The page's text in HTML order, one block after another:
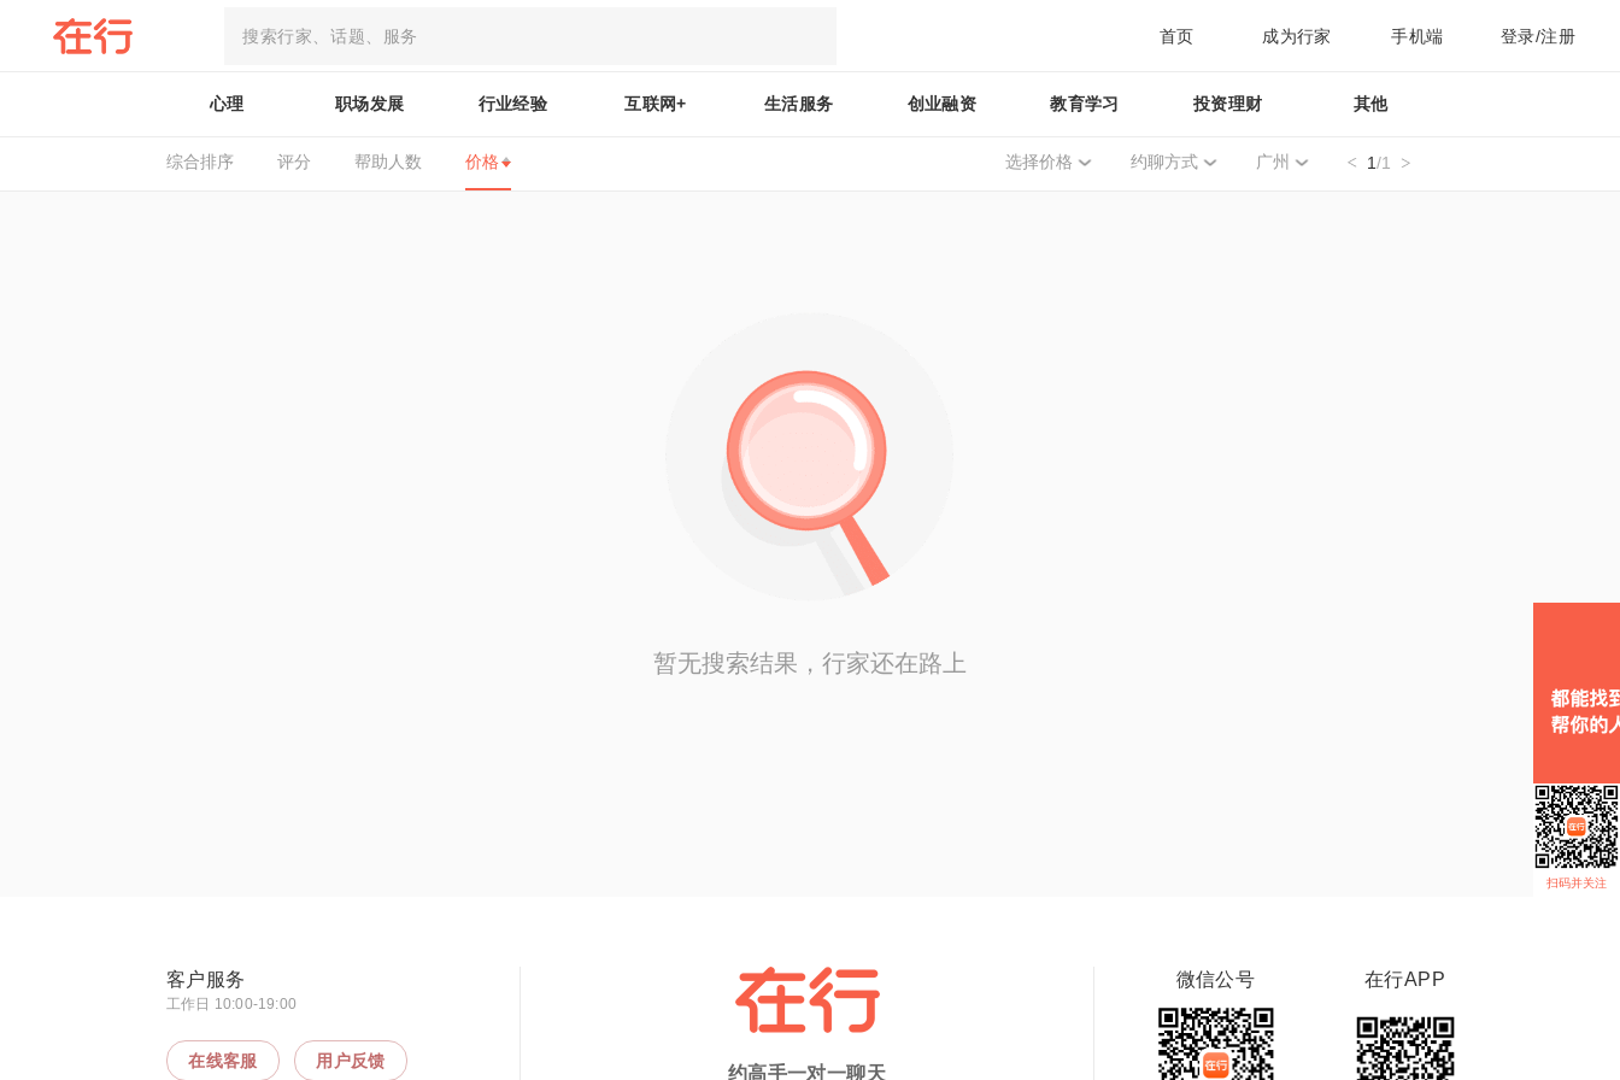
首页 成为行家 手机端 登录/注册
心理 职场发展 行业经验 互联网+ 生活服务 创业融资 教育学习 投资理财 其他
综合排序 评分 帮助人数 价格 选择价格 约聊方式 广州 1/1
暂无搜索结果，行家还在路上
扫码并关注
客户服务
工作日 10:00-19:00
在线客服 用户反馈
约高手一对一聊天
微信公号 在行APP